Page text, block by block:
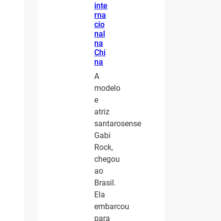
inte
rna
cio
nal
na
Chi
na
A
modelo
e
atriz
santarosense
Gabi
Rock,
chegou
ao
Brasil.
Ela
embarcou
para